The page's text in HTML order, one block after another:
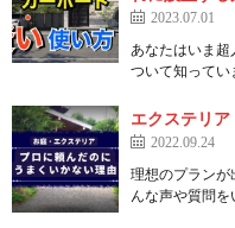
2023.07.01
あなたはいま超
ついて知って
エクステリ
2022.09.24
理想のプランが
んな声や質問